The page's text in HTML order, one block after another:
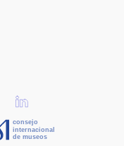
consejo
internacional
de museos